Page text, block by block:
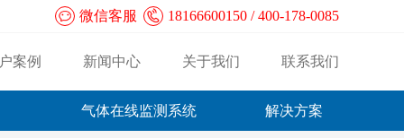
18166600150 / 400-178-0085
微信客服
案例 新闻中心 关于我们 联系我们
气体在线监测系统 解决方案